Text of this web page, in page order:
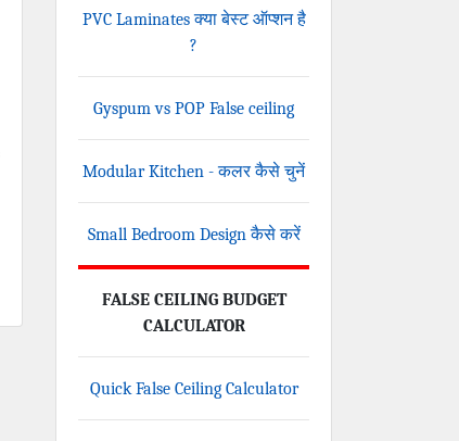
PVC Laminates क्या बेस्ट ऑप्शन है
?
Gyspum vs POP False ceiling
Modular Kitchen - कलर कैसे चुनें
Small Bedroom Design कैसे करें
FALSE CEILING BUDGET
CALCULATOR
Quick False Ceiling Calculator